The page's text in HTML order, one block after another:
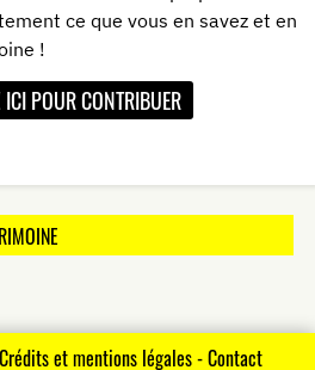
ce que vous en savez et en
!
POUR CONTRIBUER
Crédits et mentions légales-Contact